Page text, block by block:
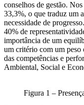
conselhos de gestão.
33,3%, o que traduz um
necessidade de
40% de
importância de um
um critério com um peso
das competências e
Ambiental, Social e
Figura 1 –